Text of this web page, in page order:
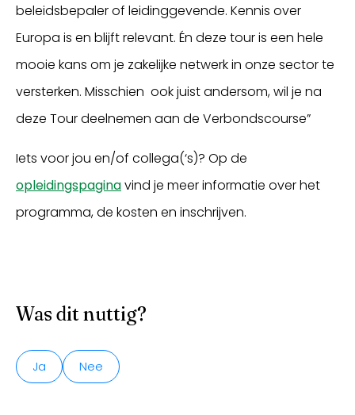
beleidsbepaler of leidinggevende. Kennis over
Europa is en blijft relevant. Én deze tour is een hele
mooie kans om je zakelijke netwerk in onze sector te
versterken. Misschien ook juist andersom, wil je na
deze Tour deelnemen aan de Verbondscourse”
Iets voor jou en/of collega(‘s)? Op de
opleidingspaginavind je meer informatie over het
programma, de kosten en inschrijven.
Was dit nuttig?
Ja Nee